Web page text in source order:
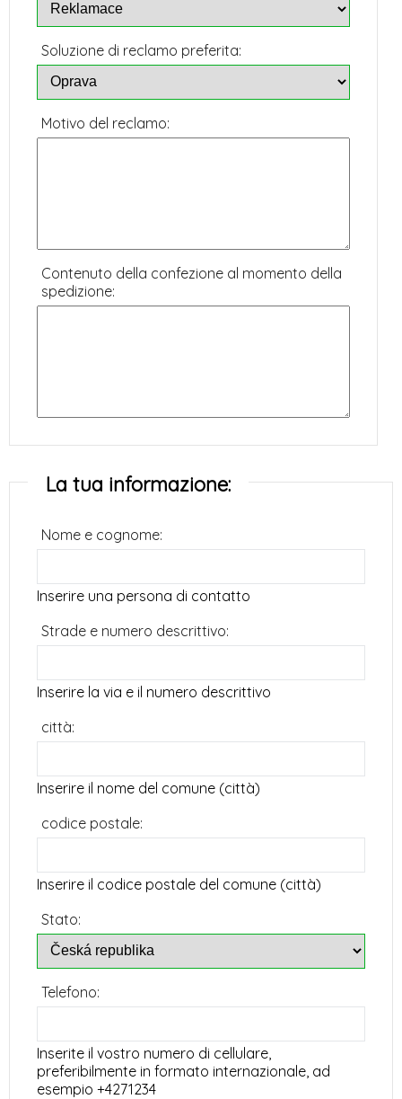
Soluzione di reclamo preferita:
Motivo del reclamo:
Contenuto della confezione al momento della
spedizione:
La tua informazione:
Nome e cognome:
Inserire una persona di contatto
Strade e numero descrittivo:
Inserire la via e il numero descrittivo
città:
Inserire il nome del comune (città)
codice postale:
Inserire il codice postale del comune (città)
Stato:
Telefono:
Inserite il vostro numero di cellulare,
preferibilmente in formato internazionale, ad
esempio +4271234